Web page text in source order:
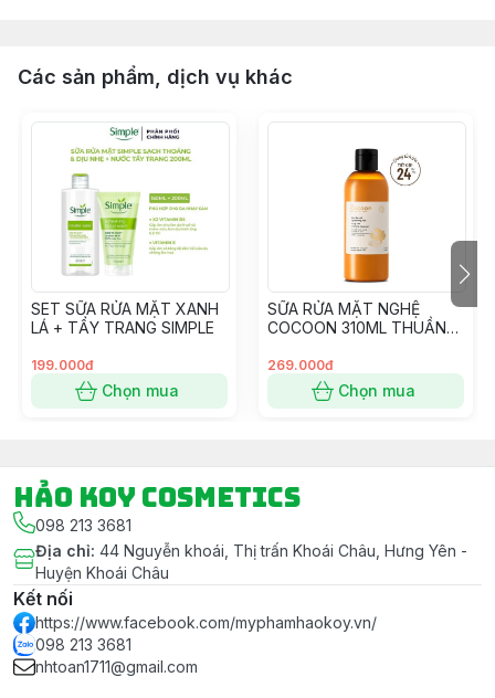
Các sản phẩm, dịch vụ khác
SET SỮA RỬA MẶT XANH
LÁ + TẨY TRANG SIMPLE
199.000đ
Chọn mua
SỮA RỬA MẶT NGHỆ
COCOON 310ML THUẦN
269.000đ
Chọn mua
Hảo Koy Cosmetics
098 213 3681
Địa chỉ: 44 Nguyễn khoái, Thị trấn Khoái Châu, Hưng Yên -
Huyện Khoái Châu
Kết nối
https://www.facebook.com/myphamhaokoy.vn/
098 213 3681
nhtoan1711@gmail.com